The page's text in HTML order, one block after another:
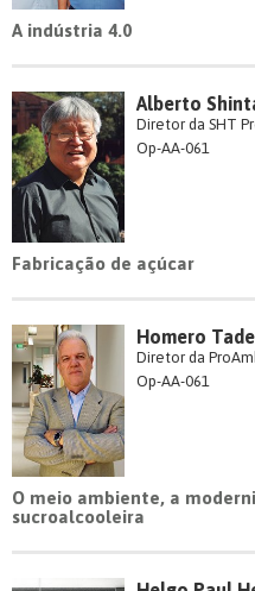
A indústria 4.0
Alberto
Diretor da SHT
Op-AA-061
Fabricação de açúcar
Homero
Diretor da
Op-AA-061
O meio ambiente, a
sucroalcooleira